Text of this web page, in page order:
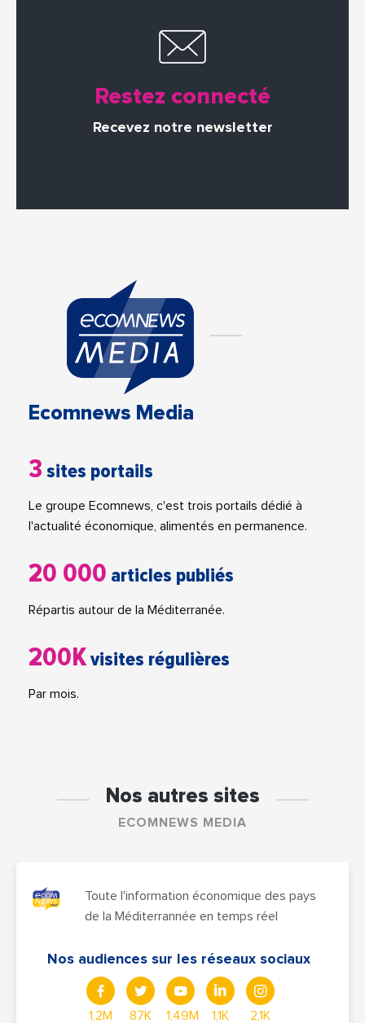
Restez connecté
Recevez notre newsletter
Ecomnews Media
3 sites portails
Le groupe Ecomnews, c'est trois portails dédié à
l'actualité économique, alimentés en permanence.
20 000 articles publiés
Répartis autour de la Méditerranée.
200Kvisites régulières
Par mois.
Nos autres sites
ECOMNEWS MEDIA
Toute l'information économique des pays
de la Méditerrannée en temps réel
Nos audiences sur les réseaux sociaux
1,2M 87K 1,49M 1,1K 2,1K